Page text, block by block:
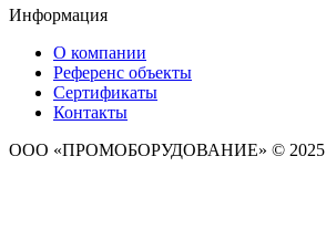
Информация
О компании
Референс объекты
Сертификаты
Контакты
ООО «ПРОМОБОРУДОВАНИЕ» © 2025